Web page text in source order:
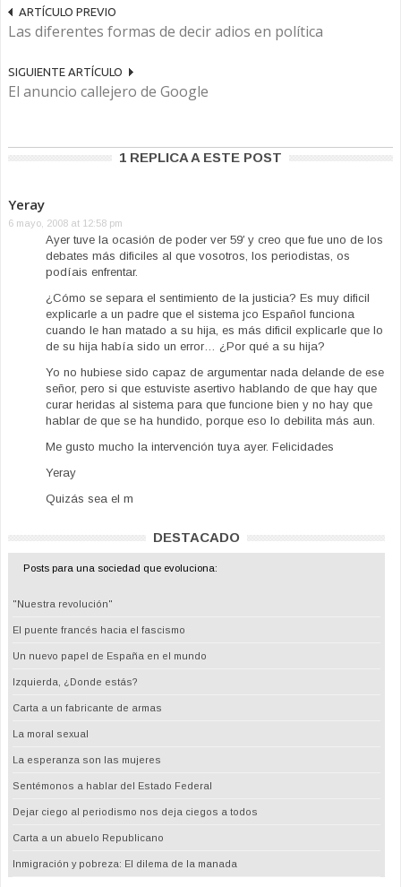
ARTÍCULO PREVIO
Las diferentes formas de decir adios en política
SIGUIENTE ARTÍCULO
El anuncio callejero de Google
1 REPLICA A ESTE POST
Yeray
6 mayo, 2008 at 12:58 pm
Ayer tuve la ocasión de poder ver 59′ y creo que fue uno de los
debates más dificiles al que vosotros, los periodistas, os
podíais enfrentar.
¿Cómo se separa el sentimiento de la justicia? Es muy dificil
explicarle a un padre que el sistema jco Español funciona
cuando le han matado a su hija, es más dificil explicarle que lo
de su hija había sido un error… ¿Por qué a su hija?
Yo no hubiese sido capaz de argumentar nada delande de ese
señor, pero si que estuviste asertivo hablando de que hay que
curar heridas al sistema para que funcione bien y no hay que
hablar de que se ha hundido, porque eso lo debilita más aun.
Me gusto mucho la intervención tuya ayer. Felicidades
Yeray
Quizás sea el m
DESTACADO
Posts para una sociedad que evoluciona:
"Nuestra revolución"
El puente francés hacia el fascismo
Un nuevo papel de España en el mundo
Izquierda, ¿Donde estás?
Carta a un fabricante de armas
La moral sexual
La esperanza son las mujeres
Sentémonos a hablar del Estado Federal
Dejar ciego al periodismo nos deja ciegos a todos
Carta a un abuelo Republicano
Inmigración y pobreza: El dilema de la manada